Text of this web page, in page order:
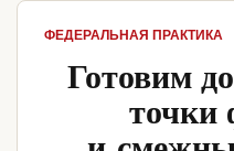
ФЕДЕРАЛЬНАЯ ПРАКТИКА
Готовим
точки